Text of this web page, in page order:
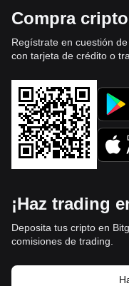
Compra
Regístrate en cuestión
con tarjeta de crédito o
¡Haz trading
Deposita tus cripto en
comisiones de trading.